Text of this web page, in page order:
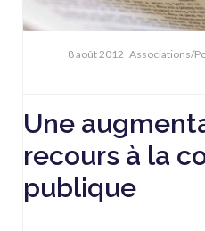
8 août 2012 Associations/
Une
recours à la
publique